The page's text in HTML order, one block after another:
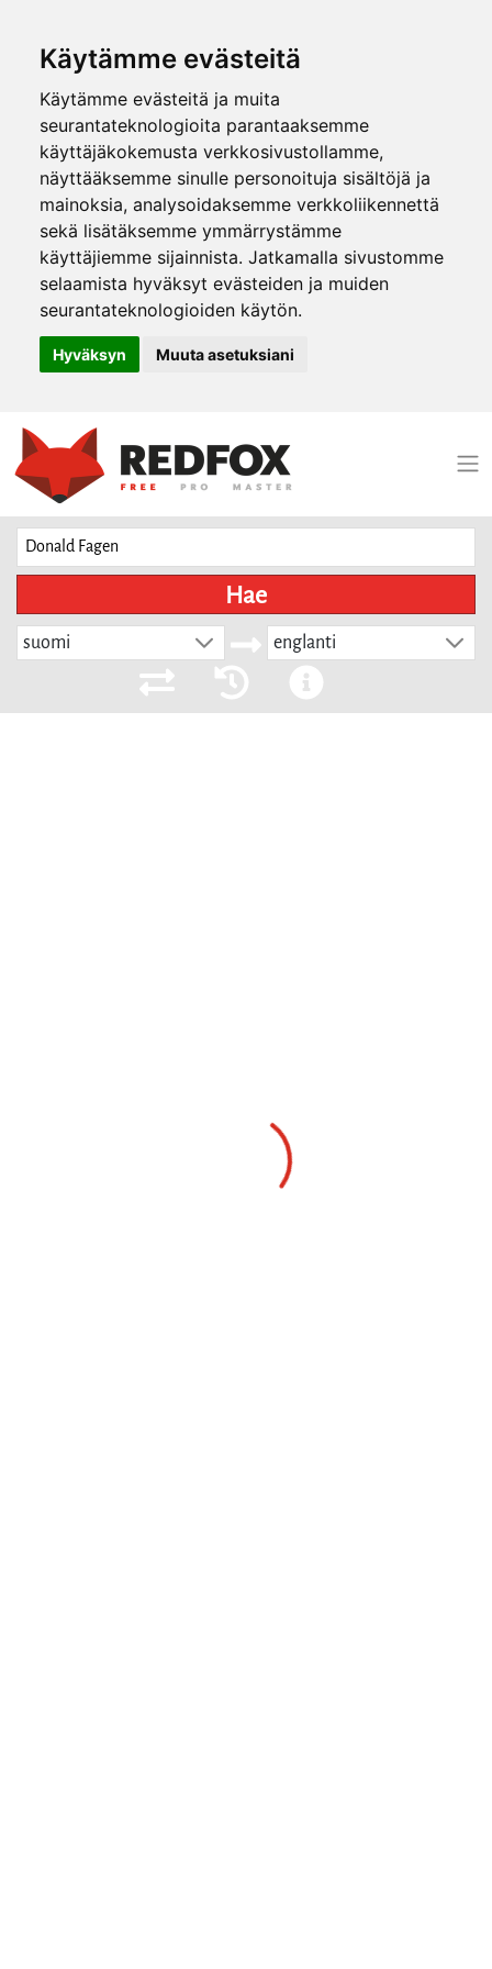
Käytämme evästeitä
Käytämme evästeitä ja muita
seurantateknologioita parantaaksemme
käyttäjäkokemusta verkkosivustollamme,
näyttääksemme sinulle personoituja sisältöjä ja
mainoksia, analysoidaksemme verkkoliikennettä
sekä lisätäksemme ymmärrystämme
käyttäjiemme sijainnista. Jatkamalla sivustomme
selaamista hyväksyt evästeiden ja muiden
seurantateknologioiden käytön.
Hyväksyn Muuta asetuksiani
Hae
suomi englanti